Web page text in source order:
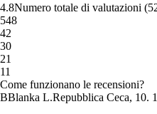
4.8Numero totale di valutazioni (
548
42
30
21
11
Come funzionano le recensioni?
BBlanka L.Repubblica Ceca, 10.